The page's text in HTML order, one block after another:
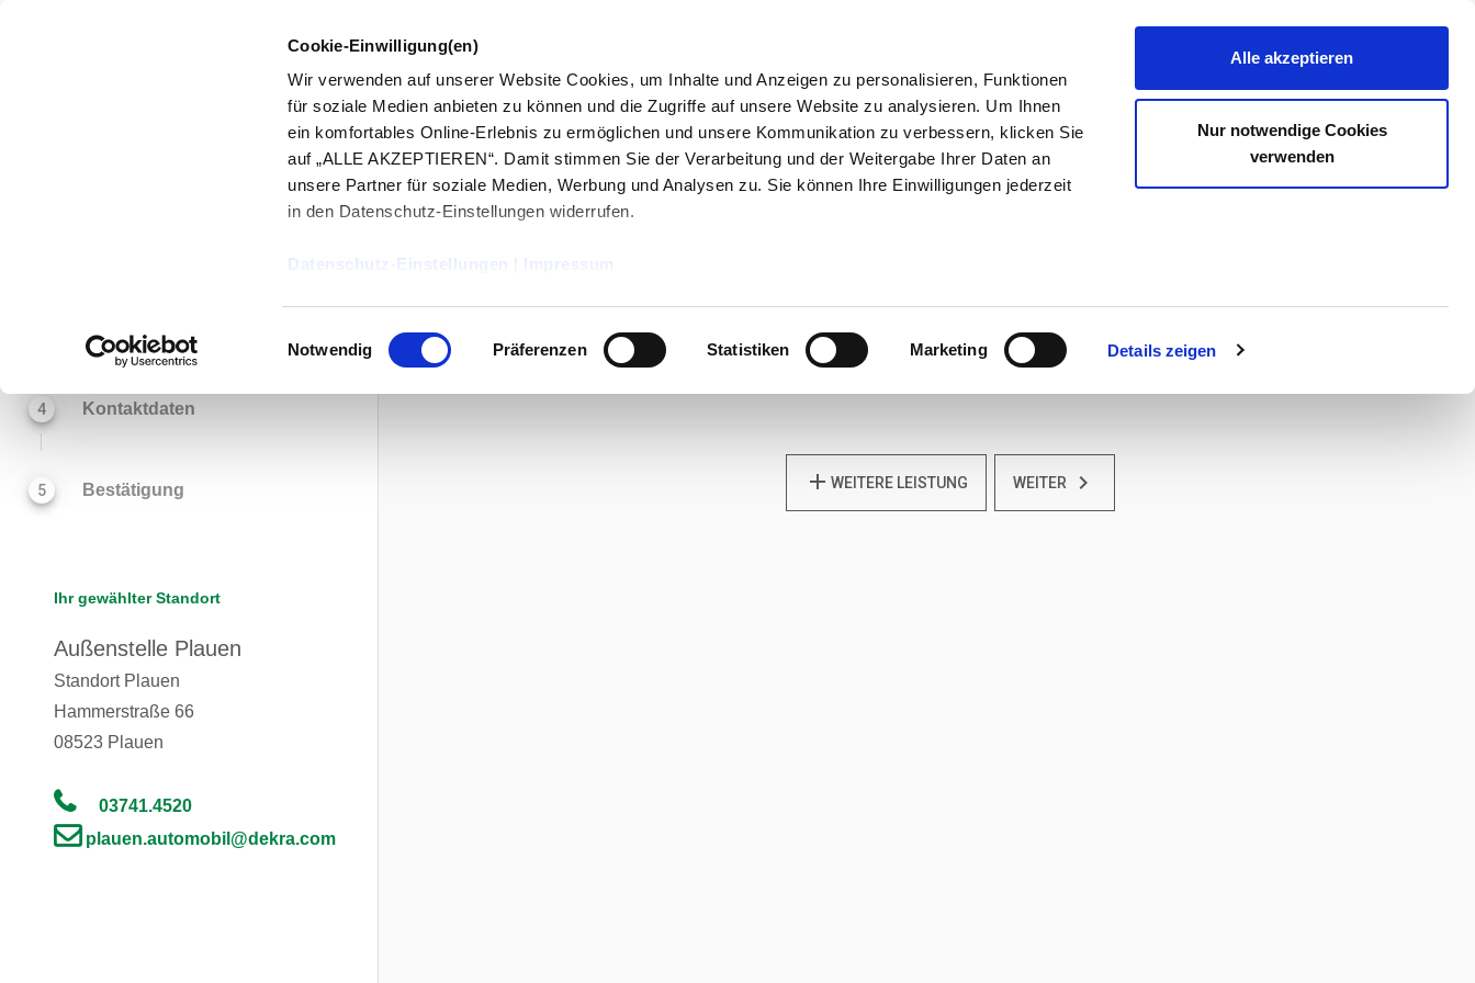
Cookie-Einwilligung(en)
Wir verwenden auf unserer Website Cookies, um Inhalte und Anzeigen zu personalisieren, Funktionen
für soziale Medien anbieten zu können und die Zugriffe auf unsere Website zu analysieren. Um Ihnen
ein komfortables Online-Erlebnis zu ermöglichen und unsere Kommunikation zu verbessern, klicken Sie
auf „ALLE AKZEPTIEREN“. Damit stimmen Sie der Verarbeitung und der Weitergabe Ihrer Daten an
unsere Partner für soziale Medien, Werbung und Analysen zu. Sie können Ihre Einwilligungen jederzeit
in den Datenschutz-Einstellungen widerrufen.
Datenschutz-Einstellungen Impressum
Einwilligungsauswahl
Notwendig Präferenzen Statistiken Marketing Details zeigen
Alle akzeptieren
Nur notwendige Cookies
verwenden
4 Kontaktdaten
5 Bestätigung
Ihr gewählter Standort
Außenstelle Plauen
Standort Plauen
Hammerstraße 66
08523 Plauen
03741.4520
plauen.automobil@dekra.com
Bitte wählen Sie Ihren Fahrzeugtyp
Wir bieten zusätzliche Leistungen an, für die derzeit keine Online-Terminierung möglich ist. Bitte kontaktieren Sie die DEKRA
Lokation, um weitere Informationen zu erhalten.
WEITERE LEISTUNG
add WEITER keyboard_arrow_right